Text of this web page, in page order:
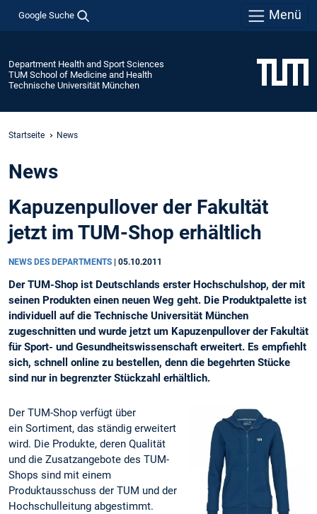
Google Suche Menü
Department Health and Sport Sciences
TUM School of Medicine and Health
Technische Universität München
Startseite News
News
Kapuzenpullover der Fakultät
jetzt im TUM-Shop erhältlich
NEWS DES DEPARTMENTS 05.10.2011
Der TUM-Shop ist Deutschlands erster Hochschulshop, der mit
seinen Produkten einen neuen Weg geht. Die Produktpalette ist
individuell auf die Technische Universität München
zugeschnitten und wurde jetzt um Kapuzenpullover der Fakultät
für Sport- und Gesundheitswissenschaft erweitert. Es empfiehlt
sich, schnell online zu bestellen, denn die begehrten Stücke
sind nur in begrenzter Stückzahl erhältlich.
Der TUM-Shop verfügt über
ein Sortiment, das ständig erweitert
wird. Die Produkte, deren Qualität
und die Zusatzangebote des TUM-
Shops sind mit einem
Produktausschuss der TUM und der
Hochschulleitung abgestimmt.